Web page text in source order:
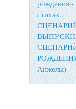
рождения -
стихах
Анжелы)